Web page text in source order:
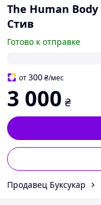
The Human
Стив
Готово к отправке
от300₴/мес
3 000 ₴
Продавец Буксукар